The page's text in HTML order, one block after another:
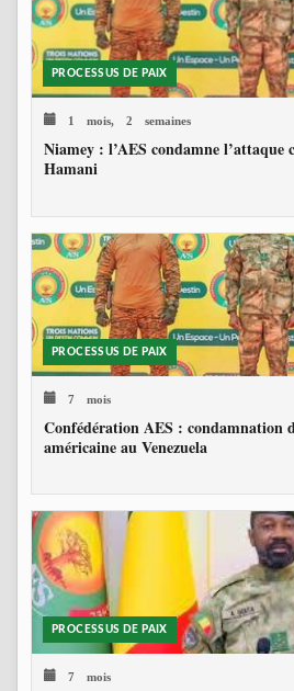
PROCESSUS DE PAIX
1 mois, 2 semaines
Niamey : l’AES condamne
Hamani
PROCESSUS DE PAIX
7 mois
Confédération AES : condamnation
américaine au Venezuela
PROCESSUS DE PAIX
7 mois